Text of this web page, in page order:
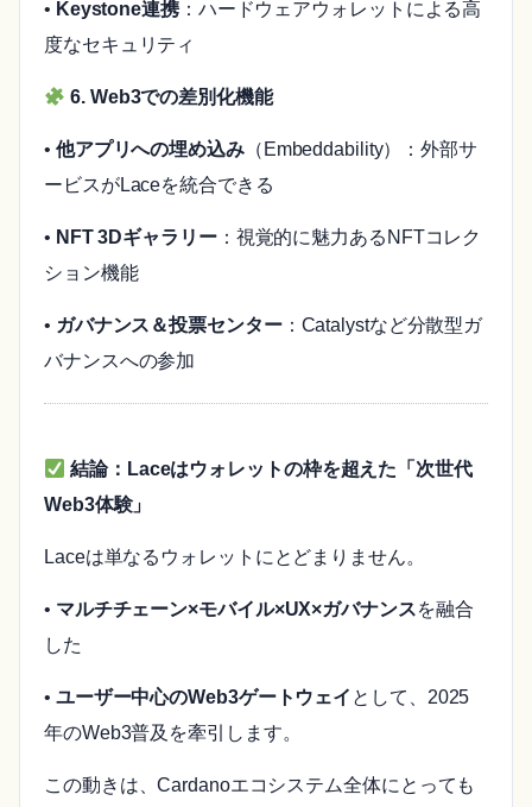
• Keystone連携：ハードウェアウォレットによる高
度なセキュリティ
6. Web3での差別化機能
• 他アプリへの埋め込み（Embeddability）：外部サ
ービスがLaceを統合できる
• NFT 3Dギャラリー：視覚的に魅力あるNFTコレク
ション機能
• ガバナンス＆投票センター：Catalystなど分散型ガ
バナンスへの参加
結論：Laceはウォレットの枠を超えた「次世代
Web3体験」
Laceは単なるウォレットにとどまりません。
• マルチチェーン×モバイル×UX×ガバナンスを融合
した
• ユーザー中心のWeb3ゲートウェイ として、2025
年のWeb3普及を牽引します。
この動きは、Cardanoエコシステム全体にとっても